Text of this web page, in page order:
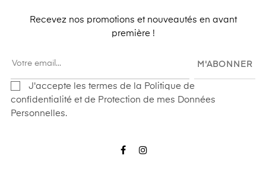
Recevez nos promotions et nouveautés en avant
première !
M'ABONNER
J'accepte les termes de la Politique de
confidentialité et de Protection de mes Données
Personnelles.
Facebook